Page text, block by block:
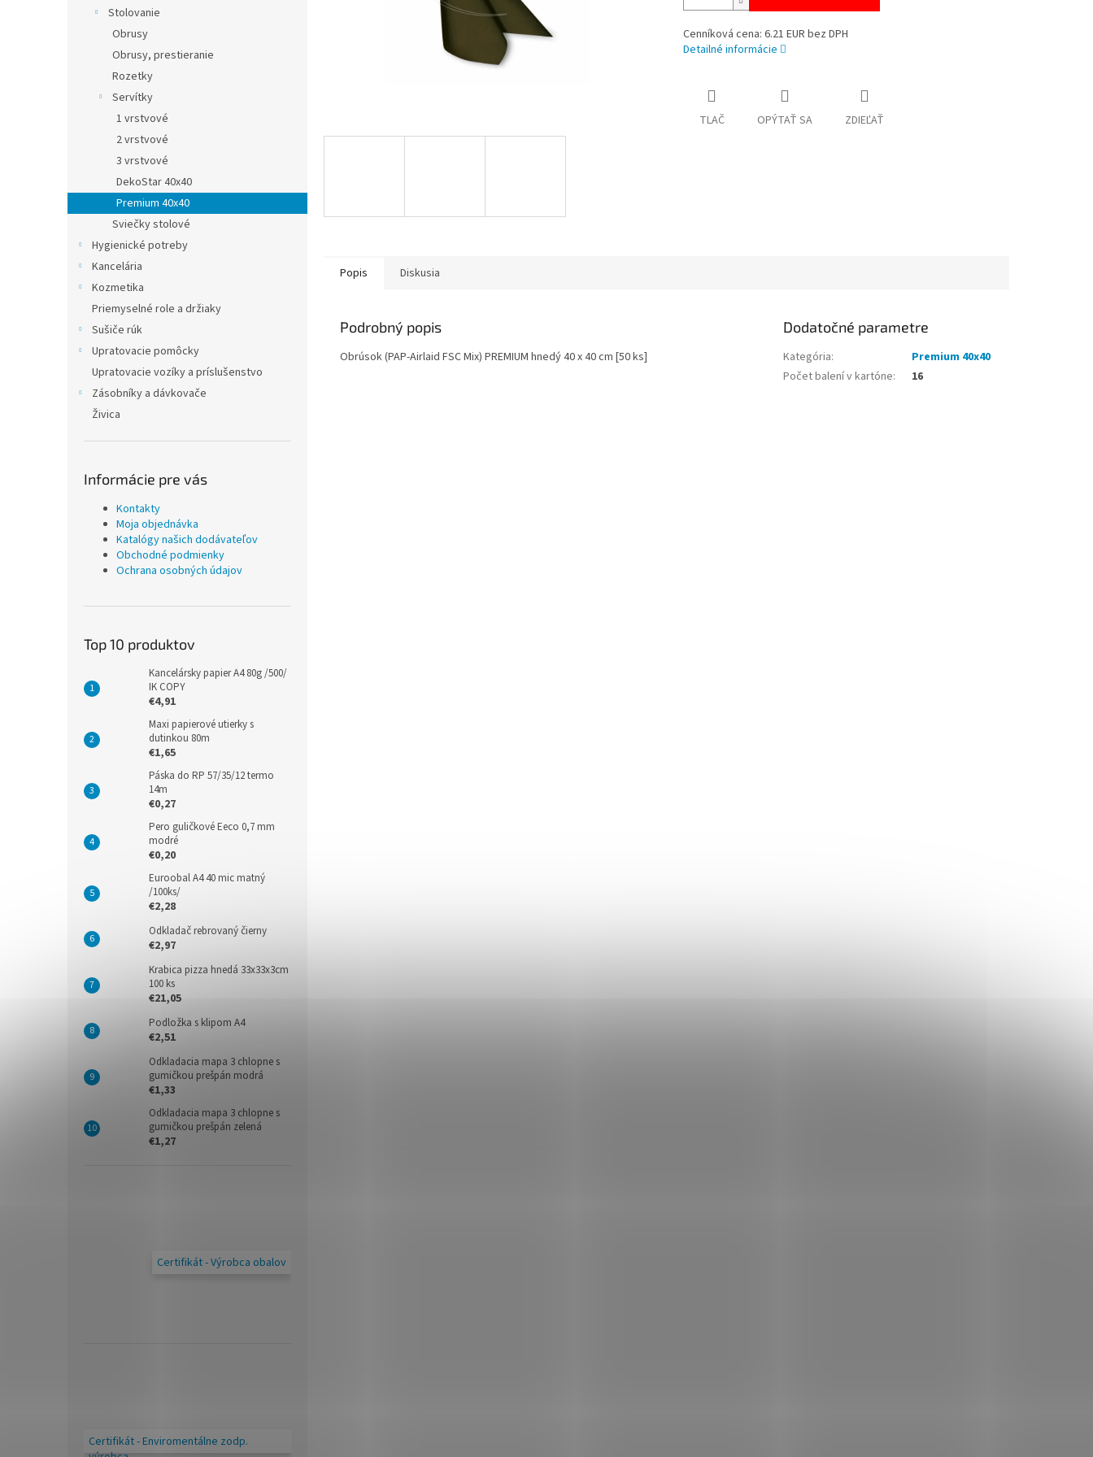
Stolovanie
Obrusy
Obrusy, prestieranie
Rozetky
Servítky
1 vrstvové
2 vrstvové
3 vrstvové
DekoStar 40x40
Premium 40x40
Sviečky stolové
Hygienické potreby
Kancelária
Kozmetika
Priemyselné role a držiaky
Sušiče rúk
Upratovacie pomôcky
Upratovacie vozíky a príslušenstvo
Zásobníky a dávkovače
Živica
Informácie pre vás
Kontakty
Moja objednávka
Katalógy našich dodávateľov
Obchodné podmienky
Ochrana osobných údajov
Top 10 produktov
Kancelársky papier A4 80g /500/
IK COPY
€4,91
Maxi papierové utierky s
dutinkou 80m
€1,65
Páska do RP 57/35/12 termo
14m
€0,27
Pero guličkové Eeco 0,7 mm
modré
€0,20
Euroobal A4 40 mic matný
/100ks/
€2,28
Odkladač rebrovaný čierny
€2,97
Krabica pizza hnedá 33x33x3cm
100 ks
€21,05
Podložka s klipom A4
€2,51
Odkladacia mapa 3 chlopne s
gumičkou prešpán modrá
€1,33
Odkladacia mapa 3 chlopne s
gumičkou prešpán zelená
€1,27
Certifikát - Výrobca obalov
Certifikát - Enviromentálne zodp.
Cenníková cena: 6.21 EUR bez DPH
Detailné informácie
TLAČ OPÝTAŤ SA ZDIEĽAŤ
Popis Diskusia
Podrobný popis
Obrúsok (PAP-Airlaid FSC Mix) PREMIUM hnedý 40 x 40 cm [50 ks]
Dodatočné parametre
Kategória:
Premium 40x40
Počet balení v kartóne: 16